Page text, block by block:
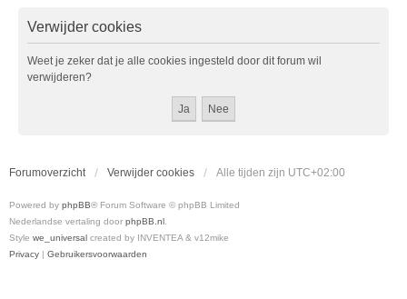
Verwijder cookies
Weet je zeker dat je alle cookies ingesteld door dit forum wil
verwijderen?
Forumoverzicht Verwijder cookies Alle tijden zijn UTC+02:00
Powered by phpBB® Forum Software © phpBB Limited
Nederlandse vertaling door phpBB.nl
Style we_universal created by INVENTEA & v12mike
Privacy | Gebruikersvoorwaarden